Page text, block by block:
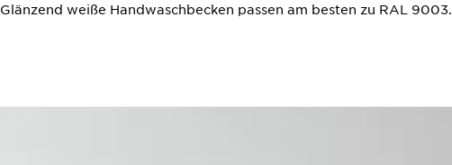
Glänzend weiße Handwaschbecken passen am besten zu RAL 9003.